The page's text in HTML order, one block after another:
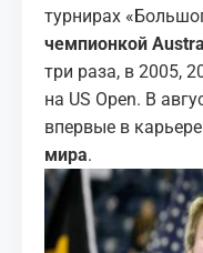
турнирах
чемпионкой
три раза, в 2005,
на US Open. В
впервые в карьере
мира.